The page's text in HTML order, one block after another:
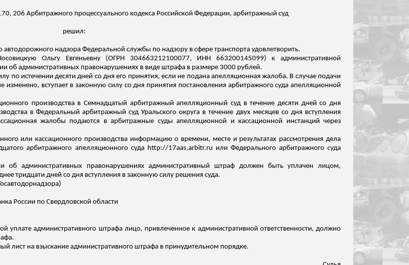
206 Арбитражного процессуального кодекса Российской Федерации, арбитражный суд
решил:
автодорожного надзора Федеральной службы по надзору в сфере транспорта удовлетворить.
Ольгу Евгеньевну (ОГРН 304663212100077, ИНН 663200145099) к административной
об административных правонарушениях в виде штрафа в размере 3000 рублей.
по истечении десяти дней со дня его принятия, если не подана апелляционная жалоба. В случае подачи
вступает в законную силу со дня принятия постановления арбитражного суда апелляционной
производства в Семнадцатый арбитражный апелляционный суд в течение десяти дней со дня
в Федеральный арбитражный суд Уральского округа в течение двух месяцев со дня вступления
жалобы подаются в арбитражные суды апелляционной и кассационной инстанций через
или кассационного производства информацию о времени, месте и результатах рассмотрения дела
арбитражного апелляционного суда http://17aas.arbitr.ru или Федерального арбитражного суда
об административных правонарушениях административный штраф должен быть уплачен лицом,
тридцати дней со дня вступления в законную силу решения суда.
)
России по Свердловской области
уплате административного штрафа лицо, привлеченное к административной ответственности, должно
лист на взыскание административного штрафа в принудительном порядке.